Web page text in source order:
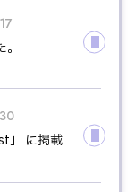
」 に掲載